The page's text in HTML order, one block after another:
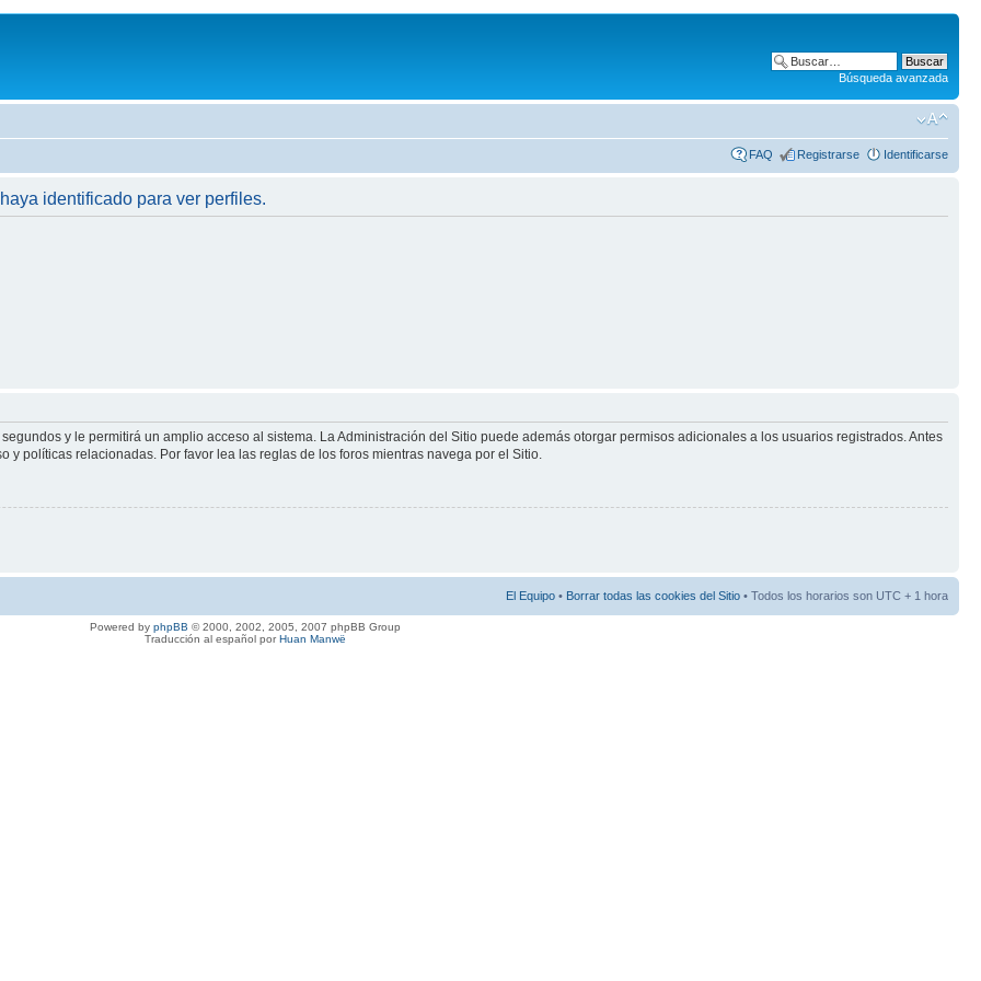
Búsqueda avanzada
FAQ Registrarse Identificarse
identificado para ver perfiles.
y le permitirá un amplio acceso al sistema. La Administración del Sitio puede además otorgar permisos adicionales a los usuarios registrados. Antes
políticas relacionadas. Por favor lea las reglas de los foros mientras navega por el Sitio.
El Equipo • Borrar todas las cookies del Sitio • Todos los horarios son UTC + 1 hora
Powered by phpBB © 2000, 2002, 2005, 2007 phpBB Group
Traducción al español porHuan Manwë